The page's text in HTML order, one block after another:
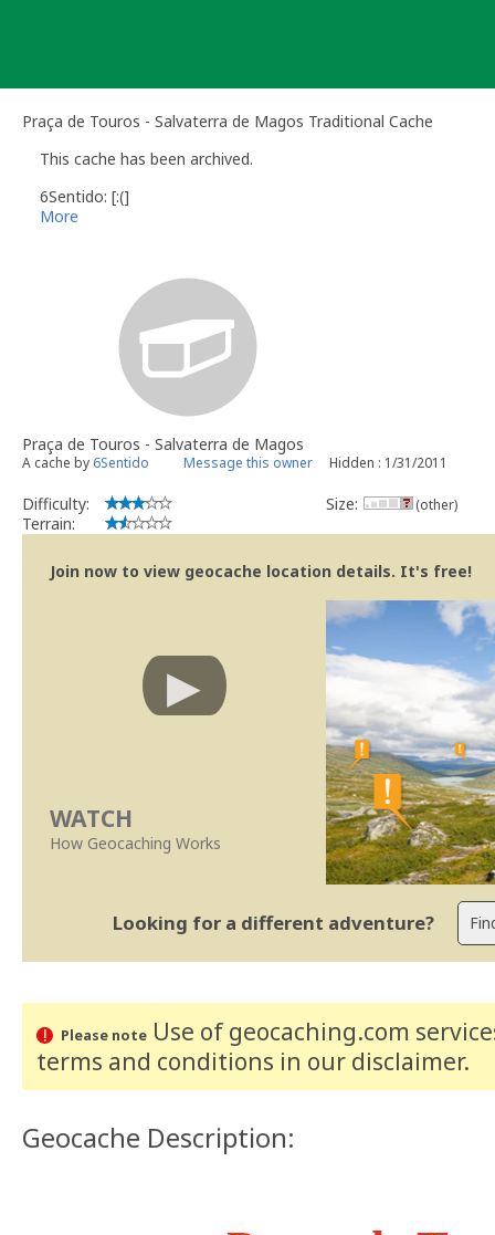
Praça de Touros - Salvaterra de Magos Traditional Cache
This cache has been archived.
6Sentido: [:(]
More
Praça de Touros - Salvaterra de Magos
A cache by 6Sentido Message this owner Hidden : 1/31/2011
Difficulty:
Terrain:
Size: (other)
Join now to view geocache location details. It's free!
WATCH
How Geocaching Works
Looking for a different adventure?
Please noteUse of geocaching.com
terms and conditions in our disclaimer.
Geocache Description: